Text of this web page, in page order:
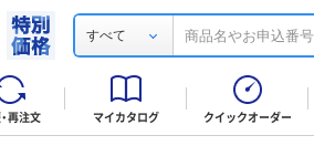
すべて
再注文 マイカタログ クイックオーダー